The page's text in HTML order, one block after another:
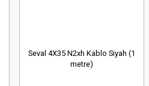
Seval 4X35 N2xh Kablo Siyah (1
metre)